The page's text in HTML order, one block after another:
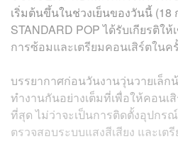
เริ่มต้นขึ้นในช่วงเย็นของวันนี้ (18
STANDARD POP ได้รับเกียรติใ
การซ้อมและเตรียมคอนเสิร์ตในค
บรรยากาศก่อนวันงานวุ่นวายเล็ก
ทำงานกันอย่างเต็มที่เพื่อให้คอน
ที่สุด ไม่ว่าจะเป็นการติดตั้งอุปกร
ตรวจสอบระบบแสงสีเสียง และเ